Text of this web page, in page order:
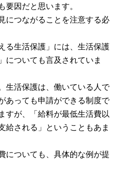
要因だと思います。
につながることを注意する必
る生活保護」には、生活保護
についても言及されていま
生活保護は、働いている人で
あっても申請ができる制度で
すが、「給料が最低生活費以
給される」ということもあま
についても、具体的な例が提